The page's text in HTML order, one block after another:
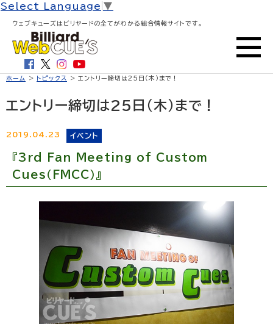
Select Language ▼
ウェブキューズはビリヤードの全てがわかる総合情報サイトです。
ホーム > トピックス > エントリー締切は25日（木）まで！
エントリー締切は25日（木）まで！
2019.04.23 イベント
『3rd Fan Meeting of Custom
Cues（FMCC）』